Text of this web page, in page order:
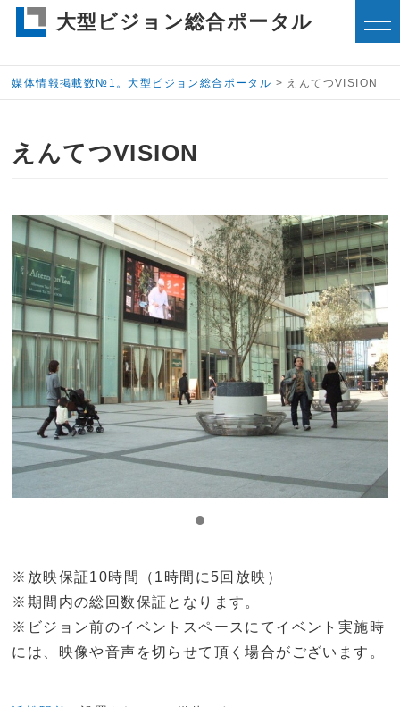
大型ビジョン総合ポータル
媒体情報掲載数№1。大型ビジョン総合ポータル > えんてつVISION
えんてつVISION
※放映保証10時間（1時間に5回放映）
※期間内の総回数保証となります。
※ビジョン前のイベントスペースにてイベント実施時
には、映像や音声を切らせて頂く場合がございます。